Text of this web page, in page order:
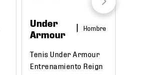
Under
Armour
Hombre
Tenis Under Armour
Entrenamiento Reign